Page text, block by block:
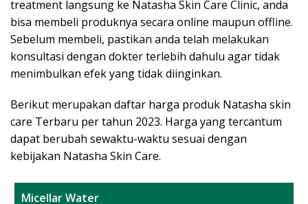
treatment langsung ke Natasha Skin Care Clinic, anda
bisa membeli produknya secara online maupun offline.
Sebelum membeli, pastikan anda telah melakukan
konsultasi dengan dokter terlebih dahulu agar tidak
menimbulkan efek yang tidak diinginkan.
Berikut merupakan daftar harga produk Natasha skin
care Terbaru per tahun 2023. Harga yang tercantum
dapat berubah sewaktu-waktu sesuai dengan
kebijakan Natasha Skin Care.
Micellar Water